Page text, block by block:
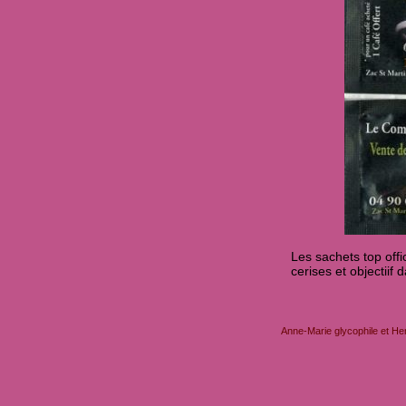
Les sachets top
cerises et objectiif
Anne-Marie glycophile et